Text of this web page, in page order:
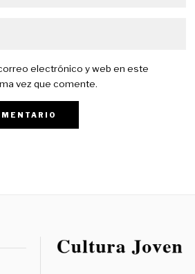
electrónico y web en este
vez que comente.